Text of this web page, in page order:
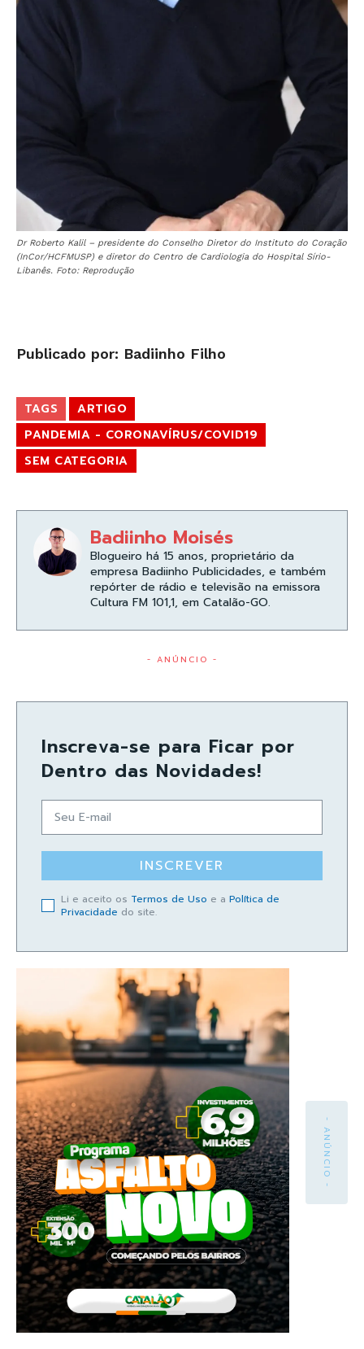
Dr Roberto Kalil – presidente do Conselho Diretor do Instituto do Coração
(InCor/HCFMUSP) e diretor do Centro de Cardiologia do Hospital Sírio-
Libanês. Foto: Reprodução
Publicado por: Badiinho Filho
TAGS
ARTIGO
PANDEMIA - CORONAVÍRUS/COVID19
SEM CATEGORIA
Badiinho Moisés
Blogueiro há 15 anos, proprietário da
empresa Badiinho Publicidades, e também
repórter de rádio e televisão na emissora
Cultura FM 101,1, em Catalão-GO.
- ANÚNCIO -
Inscreva-se para Ficar por
Dentro das Novidades!
INSCREVER
Li e aceito os Termos de Uso e a Política de
Privacidade do site.
- ANÚNCIO -